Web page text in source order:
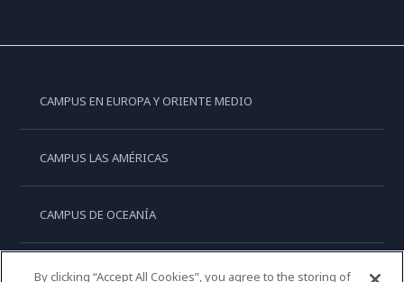
CAMPUS EN EUROPA Y ORIENTE MEDIO
CAMPUS LAS AMÉRICAS
CAMPUS DE OCEANÍA
CAMPUS DE ASIA
By clicking “Accept All Cookies”, you agree to the storing of